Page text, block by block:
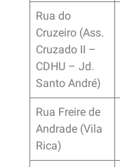
Rua do
Cruzeiro (Ass.
Cruzado II –
CDHU – Jd.
Santo André)
Rua Freire de
Andrade (Vila
Rica)